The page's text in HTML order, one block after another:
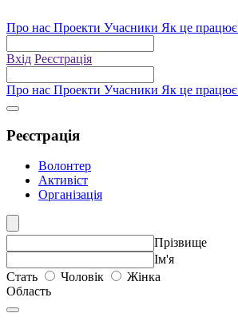
Про нас Проекти Учасники Як це працює
Вхід Реєстрація
Про нас Проекти Учасники Як це працює
Реєстрація
Волонтер
Активіст
Організація
Прізвище
Iм'я
Стать
Чоловік
Жінка
Область